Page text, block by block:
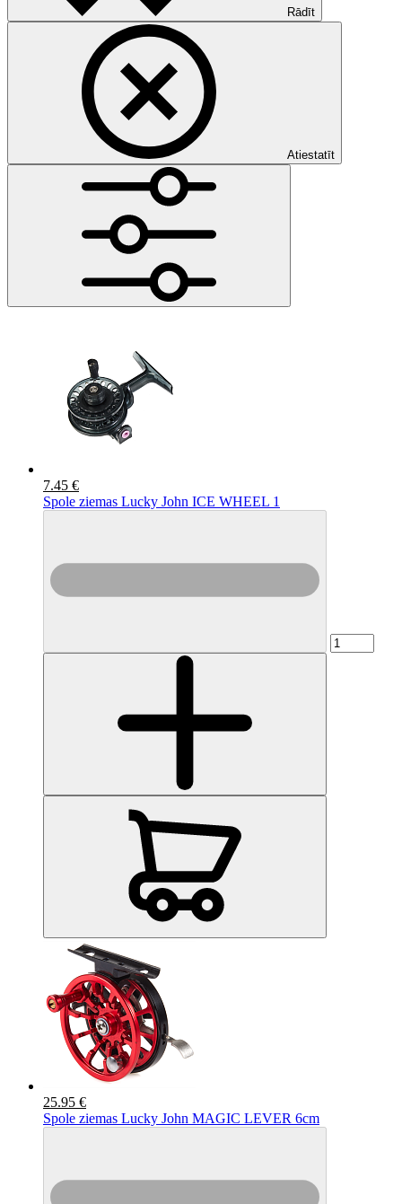
Rādīt
Atiestatīt
7.45 €
Spole ziemas Lucky John ICE WHEEL 1
25.95 €
Spole ziemas Lucky John MAGIC LEVER 6cm